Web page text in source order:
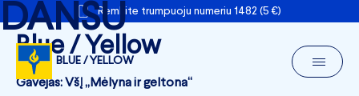
Remkite trumpuoju numeriu 1482 (5 €)
BLUE / YELLOW
DANSU
Blue / Yellow
Gavėjas: VšĮ „Mėlyna ir geltona“